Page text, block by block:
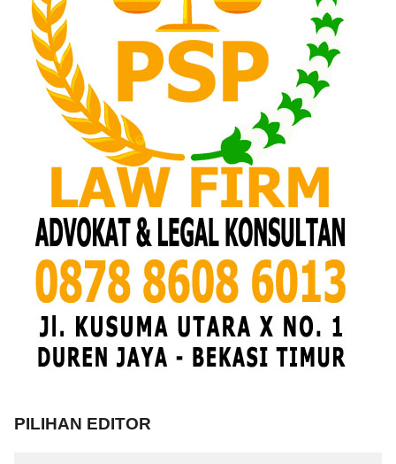
PILIHAN EDITOR